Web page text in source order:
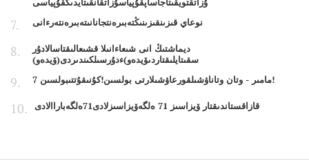
نوعاي قىزىنقىزىنىڭتەبىرەنتجانانىتەبىرەنتەرءانى
ديماشتىڭ انى شىعاءانىلا قشىعالىقتاسالادۇر
سقىتايلىقتاردىۆيدەو)ءدۇرسىلكىندىردى(ۆيدەو)
7 مامىر - وتان وتاناۋشىلقورعاۋشىلارتى بولسىن!كۇنىقۇتتىبولسىن!
قازاقستاندىقتار ۆيزاسىز 71 ەلگەۆيزاسىزلادى71ەلگەباراالادى